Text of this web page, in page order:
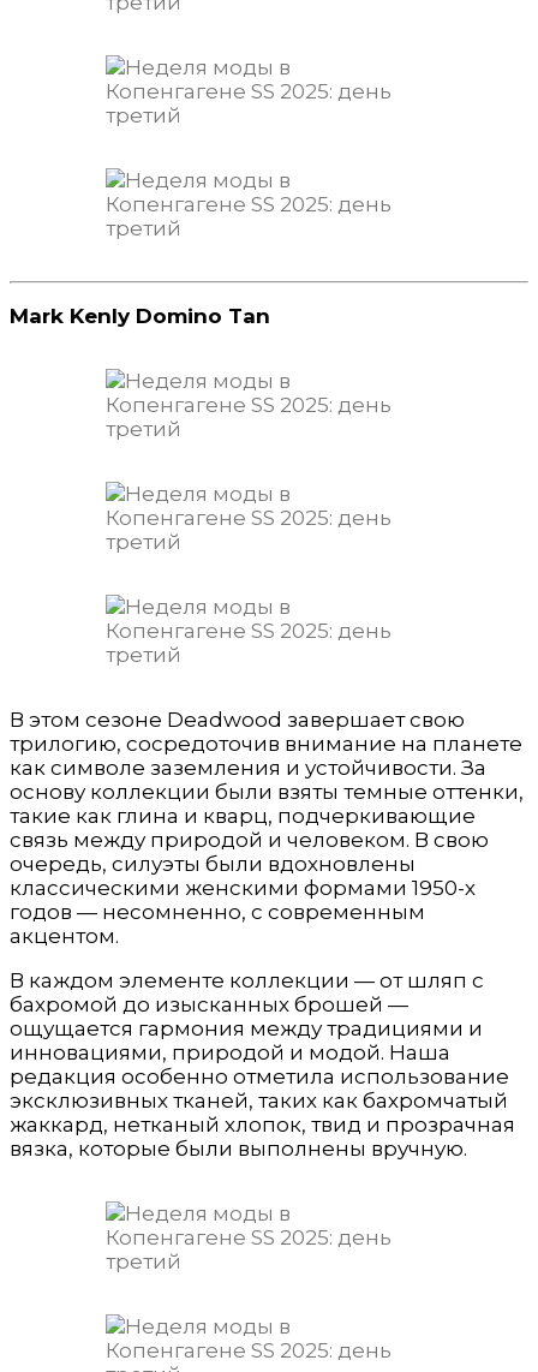
Mark Kenly Domino Tan
В этом сезоне Deadwood завершает свою
трилогию, сосредоточив внимание на планете
как символе заземления и устойчивости. За
основу коллекции были взяты темные оттенки,
такие как глина и кварц, подчеркивающие
связь между природой и человеком. В свою
очередь, силуэты были вдохновлены
классическими женскими формами 1950-х
годов — несомненно, с современным
акцентом.
В каждом элементе коллекции — от шляп с
бахромой до изысканных брошей —
ощущается гармония между традициями и
инновациями, природой и модой. Наша
редакция особенно отметила использование
эксклюзивных тканей, таких как бахромчатый
жаккард, нетканый хлопок, твид и прозрачная
вязка, которые были выполнены вручную.